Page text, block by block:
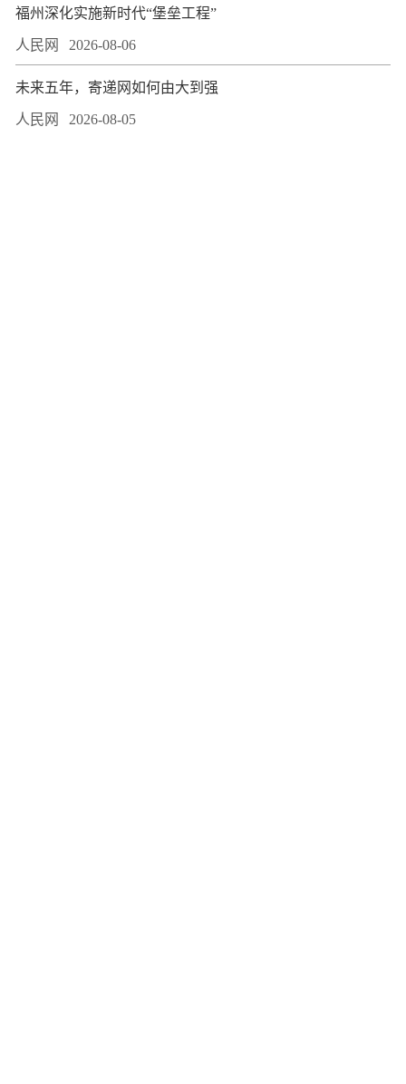
福州深化实施新时代“堡垒工程”
人民网 2026-08-06
未来五年，寄递网如何由大到强
人民网 2026-08-05